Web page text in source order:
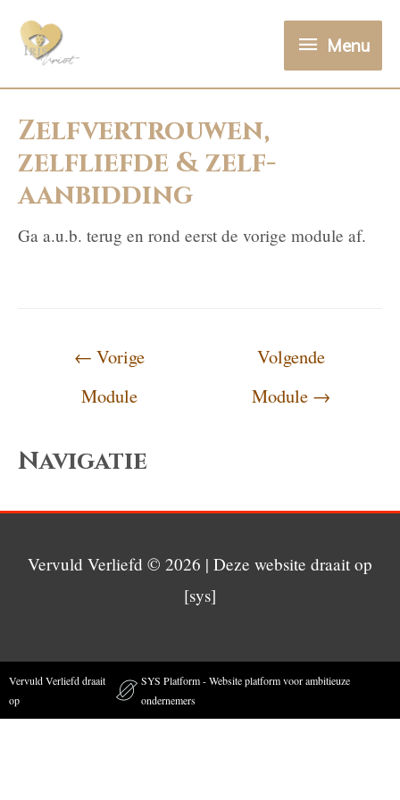
Menu
Zelfvertrouwen,
zelfliefde & zelf-
aanbidding
Ga a.u.b. terug en rond eerst de vorige module af.
← Vorige
Module
Volgende
Module →
Navigatie
Vervuld Verliefd © 2026 | Deze website draait op
[sys]
Vervuld Verliefd draait
op
SYS Platform - Website platform voor ambitieuze
ondernemers